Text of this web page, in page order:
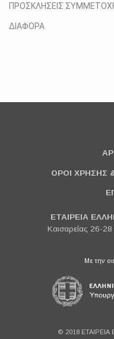
ΠΡΟΣΚΛΗΣΕΙΣ
ΔΙΑΦΟΡΑ
ΟΡΟΙ ΧΡΗΣΗΣ
ΕΤΑΙΡΕΙΑ
Καισαρείας 26-
Με την
© 2018